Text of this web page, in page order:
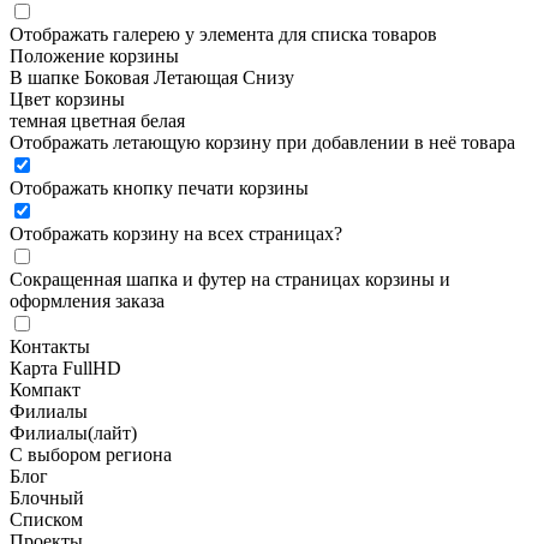
Отображать галерею у элемента для списка товаров
Положение корзины
В шапке Боковая Летающая Снизу
Цвет корзины
темная цветная белая
Отображать летающую корзину при добавлении в неё товара
Отображать кнопку печати корзины
Отображать корзину на всех страницах?
Сокращенная шапка и футер на страницах корзины и
оформления заказа
Контакты
Карта FullHD
Компакт
Филиалы
Филиалы(лайт)
С выбором региона
Блог
Блочный
Списком